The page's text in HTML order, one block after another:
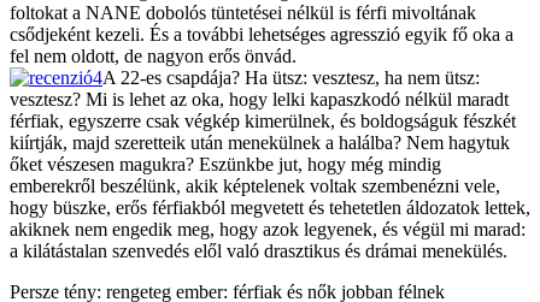
foltokat a NANE dobolós tüntetései nélkül is férfi mivoltának
csődjeként kezeli. És a további lehetséges agresszió egyik fő oka a
fel nem oldott, de nagyon erős önvád.
A 22-es csapdája? Ha ütsz: vesztesz, ha nem ütsz:
vesztesz? Mi is lehet az oka, hogy lelki kapaszkodó nélkül maradt
férfiak, egyszerre csak végkép kimerülnek, és boldogságuk fészkét
kiírtják, majd szeretteik után menekülnek a halálba? Nem hagytuk
őket vészesen magukra? Eszünkbe jut, hogy még mindig
emberekről beszélünk, akik képtelenek voltak szembenézni vele,
hogy büszke, erős férfiakból megvetett és tehetetlen áldozatok lettek,
akiknek nem engedik meg, hogy azok legyenek, és végül mi marad:
a kilátástalan szenvedés elől való drasztikus és drámai menekülés.
Persze tény: rengeteg ember: férfiak és nők jobban félnek